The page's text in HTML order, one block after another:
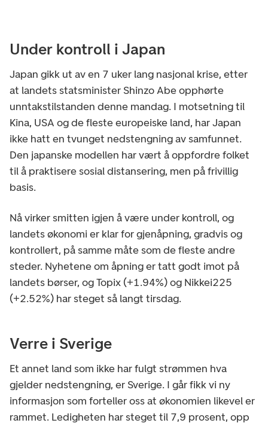
Under kontroll i Japan
Japan gikk ut av en 7 uker lang nasjonal krise, etter
at landets statsminister Shinzo Abe opphørte
unntakstilstanden denne mandag. I motsetning til
Kina, USA og de fleste europeiske land, har Japan
ikke hatt en tvunget nedstengning av samfunnet.
Den japanske modellen har vært å oppfordre folket
til å praktisere sosial distansering, men på frivillig
basis.
Nå virker smitten igjen å være under kontroll, og
landets økonomi er klar for gjenåpning, gradvis og
kontrollert, på samme måte som de fleste andre
steder. Nyhetene om åpning er tatt godt imot på
landets børser, og Topix (+1.94%) og Nikkei225
(+2.52%) har steget så langt tirsdag.
Verre i Sverige
Et annet land som ikke har fulgt strømmen hva
gjelder nedstengning, er Sverige. I går fikk vi ny
informasjon som forteller oss at økonomien likevel er
rammet. Ledigheten har steget til 7,9 prosent, opp